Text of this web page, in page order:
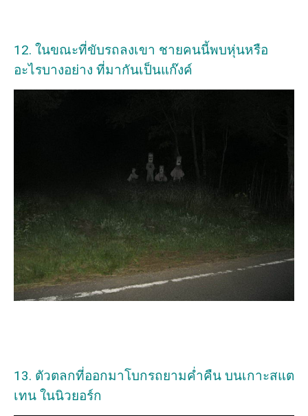
12. ในขณะที่ขับรถลงเขา ชายคนนี้พบหุ่นหรือ
อะไรบางอย่าง ที่มากันเป็นแก๊งค์
13. ตัวตลกที่ออกมาโบกรถยามค่ำคืน บนเกาะสแต
เทน ในนิวยอร์ก